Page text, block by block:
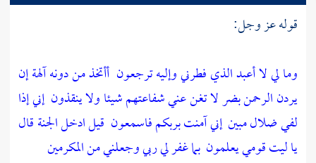
قوله عز وجل:
وما لي لا أعبد الذي فطرني وإليه ترجعون أأتخذ من دونه آلهة إن
يردن الرحمن بضر لا تغن عني شفاعتهم شيئا ولا ينقذون إني إذا
لفي ضلال مبين إني آمنت بربكم فاسمعون قيل ادخل الجنة قال
يا ليت قومي يعلمون بما غفر لي ربي وجعلني من المكرمين